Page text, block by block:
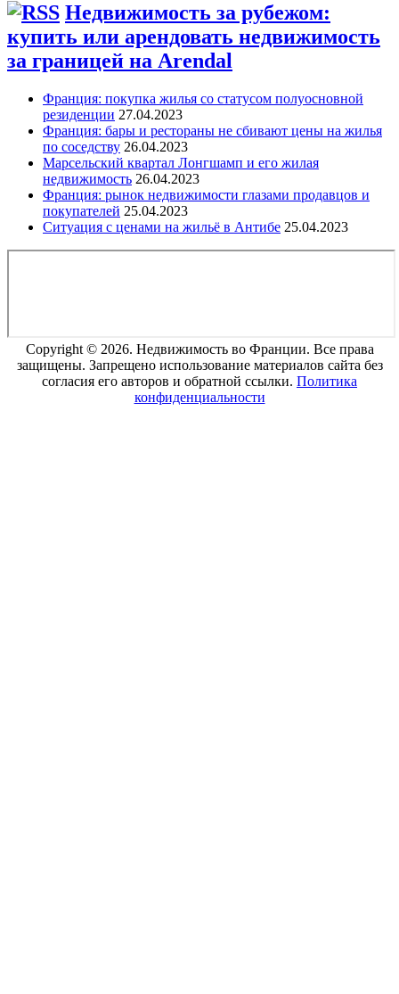
Недвижимость за рубежом:
купить или арендовать недвижимость
за границей на Arendal
Франция: покупка жилья со статусом полуосновной
резиденции 27.04.2023
Франция: бары и рестораны не сбивают цены на жилья
по соседству 26.04.2023
Марсельский квартал Лонгшамп и его жилая
недвижимость 26.04.2023
Франция: рынок недвижимости глазами продавцов и
покупателей 25.04.2023
Ситуация с ценами на жильё в Антибе 25.04.2023
Copyright © 2026. Недвижимость во Франции. Все права
защищены. Запрещено использование материалов сайта без
согласия его авторов и обратной ссылки. Политика
конфиденциальности